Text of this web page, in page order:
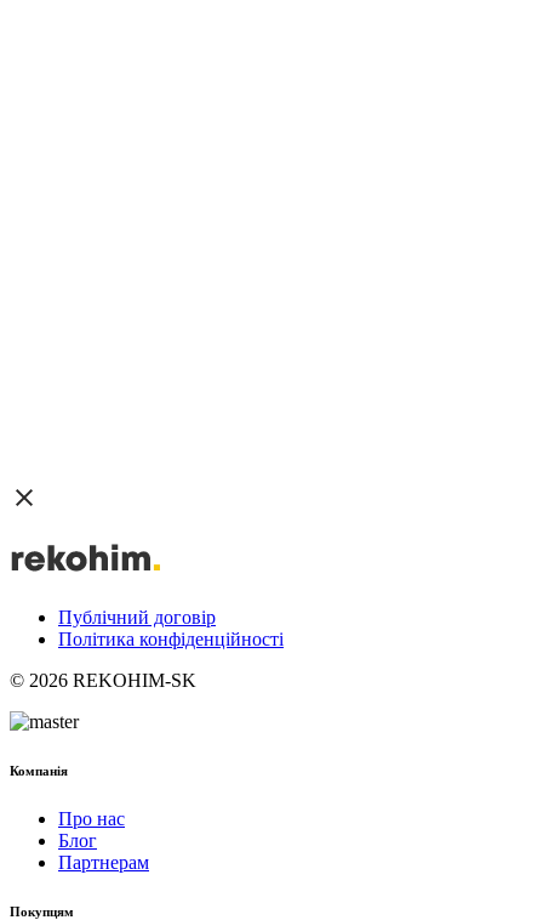
Публічний договір
Політика конфіденційності
© 2026 REKOHIM-SK
Компанія
Про нас
Блог
Партнерам
Покупцям